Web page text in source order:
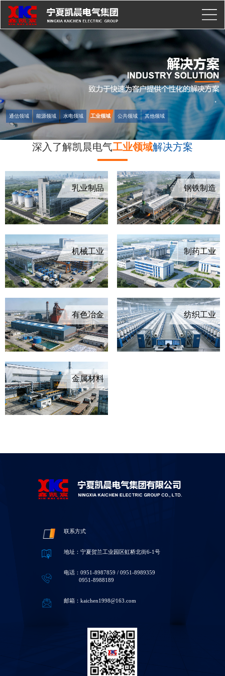
通信领域 能源领域 水电领域 工业领域 公共领域 其他领域
深入了解凯晨电气工业领域解决方案
乳业制品 钢铁制造
机械工业 制药工业
有色冶金 纺织工业
金属材料
联系方式
地址：宁夏贺兰工业园区虹桥北街6-1号
电话：0951-8987859 / 0951-8989359
0951-8988189
邮箱：kaichen1998@163.com